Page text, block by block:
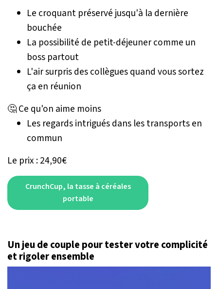
Le croquant préservé jusqu'à la dernière
bouchée
La possibilité de petit-déjeuner comme un
boss partout
L'air surpris des collègues quand vous sortez
ça en réunion
🤔 Ce qu'on aime moins
Les regards intrigués dans les transports en
commun
Le prix : 24,90€
CrunchCup, la tasse à céréales
portable
Un jeu de couple pour tester votre complicité
et rigoler ensemble